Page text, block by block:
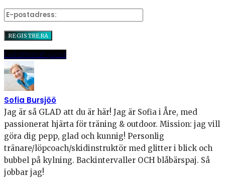
DelaPinnaE-post
Sofia Bursjöö
Jag är så GLAD att du är här! Jag är Sofia i Åre, med
passionerat hjärta för träning & outdoor. Mission: jag vill
göra dig pepp, glad och kunnig! Personlig
tränare/löpcoach/skidinstruktör med glitter i blick och
bubbel på kylning. Backintervaller OCH blåbärspaj. Så
jobbar jag!